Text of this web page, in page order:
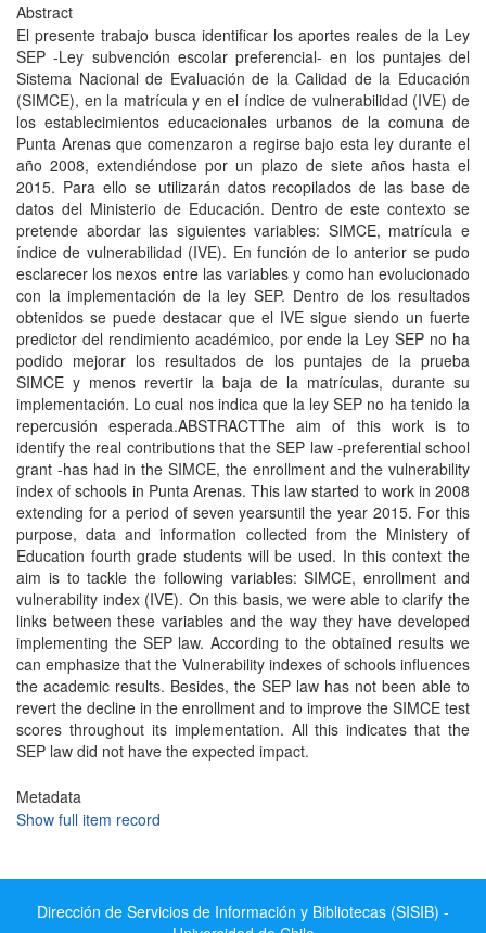
Abstract
El presente trabajo busca identificar los aportes reales de la Ley
SEP -Ley subvención escolar preferencial- en los puntajes del
Sistema Nacional de Evaluación de la Calidad de la Educación
(SIMCE), en la matrícula y en el índice de vulnerabilidad (IVE) de
los establecimientos educacionales urbanos de la comuna de
Punta Arenas que comenzaron a regirse bajo esta ley durante el
año 2008, extendiéndose por un plazo de siete años hasta el
2015. Para ello se utilizarán datos recopilados de las base de
datos del Ministerio de Educación. Dentro de este contexto se
pretende abordar las siguientes variables: SIMCE, matrícula e
índice de vulnerabilidad (IVE). En función de lo anterior se pudo
esclarecer los nexos entre las variables y como han evolucionado
con la implementación de la ley SEP. Dentro de los resultados
obtenidos se puede destacar que el IVE sigue siendo un fuerte
predictor del rendimiento académico, por ende la Ley SEP no ha
podido mejorar los resultados de los puntajes de la prueba
SIMCE y menos revertir la baja de la matrículas, durante su
implementación. Lo cual nos indica que la ley SEP no ha tenido la
repercusión esperada.ABSTRACTThe aim of this work is to
identify the real contributions that the SEP law -preferential school
grant -has had in the SIMCE, the enrollment and the vulnerability
index of schools in Punta Arenas. This law started to work in 2008
extending for a period of seven yearsuntil the year 2015. For this
purpose, data and information collected from the Ministery of
Education fourth grade students will be used. In this context the
aim is to tackle the following variables: SIMCE, enrollment and
vulnerability index (IVE). On this basis, we were able to clarify the
links between these variables and the way they have developed
implementing the SEP law. According to the obtained results we
can emphasize that the Vulnerability indexes of schools influences
the academic results. Besides, the SEP law has not been able to
revert the decline in the enrollment and to improve the SIMCE test
scores throughout its implementation. All this indicates that the
SEP law did not have the expected impact.
Metadata
Show full item record
Dirección de Servicios de Información y Bibliotecas (SISIB) -